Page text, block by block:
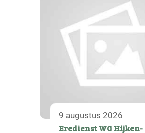
9 augustus 2026
Eredienst WG Hijken-